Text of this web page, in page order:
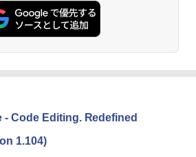
Code Editing. Redefined
1.104)